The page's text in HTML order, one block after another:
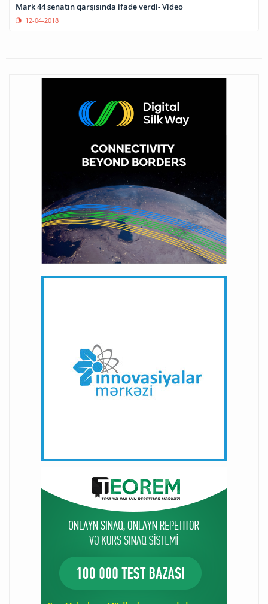
Mark 44 senatın qarşısında ifadə verdi- Video
12-04-2018